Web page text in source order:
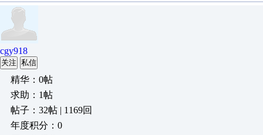
cgy918
关注 私信
精华：0帖
求助：1帖
帖子：32帖 | 1169回
年度积分：0